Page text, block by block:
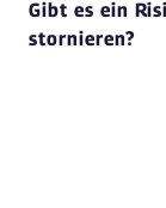
Gibt es ein
stornieren?